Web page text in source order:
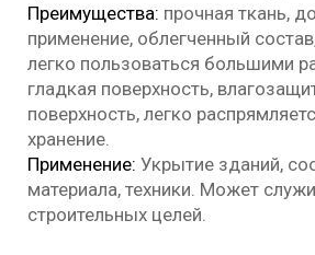
Преимущества: прочная ткань,
применение, облегченный
легко пользоваться большими
гладкая поверхность,
поверхность, легко
хранение.
Применение: Укрытие зданий,
материала, техники. Может
строительных целей.